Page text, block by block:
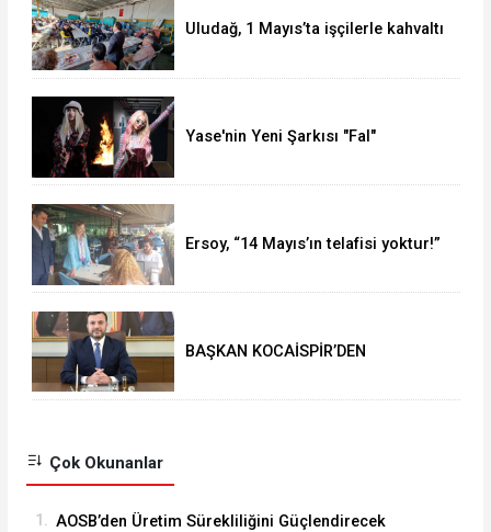
Uludağ, 1 Mayıs’ta işçilerle kahvaltı
Yase'nin Yeni Şarkısı "Fal"
Ersoy, “14 Mayıs’ın telafisi yoktur!”
BAŞKAN KOCAİSPİR’DEN
Çok Okunanlar
1. ⁠AOSB’den Üretim Sürekliliğini Güçlendirecek